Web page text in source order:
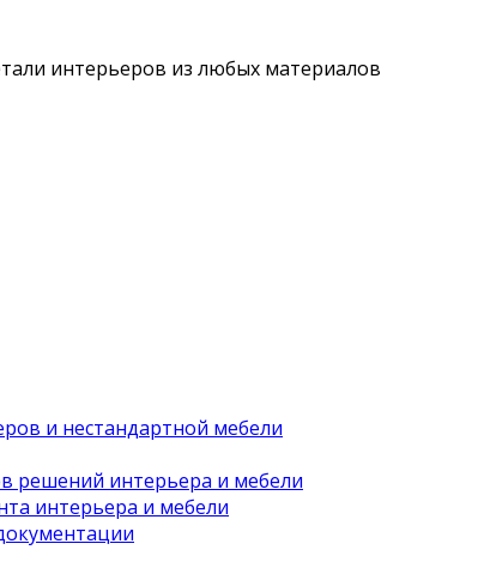
интерьеров из любых материалов
и нестандартной мебели
решений интерьера и мебели
интерьера и мебели